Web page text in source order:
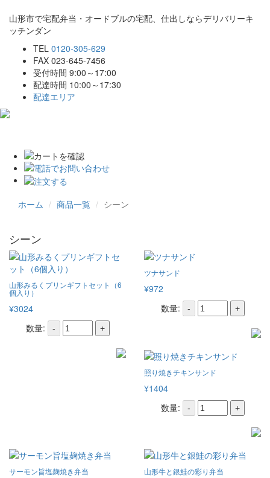
山形市で宅配弁当・オードブルの宅配、仕出しならデリバリーキ
ッチンダン
TEL 0120-305-629
FAX 023-645-7456
受付時間 9:00～17:00
配達時間 10:00～17:30
配達エリア
ホーム 商品一覧 シーン
シーン
山形みるくプリンギフトセット（6
個入り）
¥3024
数量:
- +
ツナサンド
¥972
数量:
- +
照り焼きチキンサンド
¥1404
数量:
- +
サーモン旨塩麹焼き弁当 山形牛と銀鮭の彩り弁当